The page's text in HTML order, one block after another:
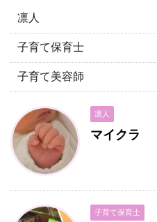
凛人
子育て保育士
子育て美容師
凛人
マイクラ
子育て保育士